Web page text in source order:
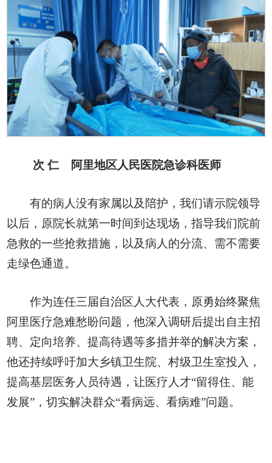
次 仁 阿里地区人民医院急诊科医师
有的病人没有家属以及陪护，我们请示院领导
以后，原院长就第一时间到达现场，指导我们院前
急救的一些抢救措施，以及病人的分流、需不需要
走绿色通道。
作为连任三届自治区人大代表，原勇始终聚焦
阿里医疗急难愁盼问题，他深入调研后提出自主招
聘、定向培养、提高待遇等多措并举的解决方案，
他还持续呼吁加大乡镇卫生院、村级卫生室投入，
提高基层医务人员待遇，让医疗人才“留得住、能
发展”，切实解决群众“看病远、看病难”问题。